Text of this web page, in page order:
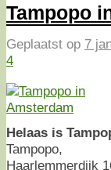
Tampopo
Geplaatst op 7
4
Helaas is
Tampopo,
Haarlemmerdijk